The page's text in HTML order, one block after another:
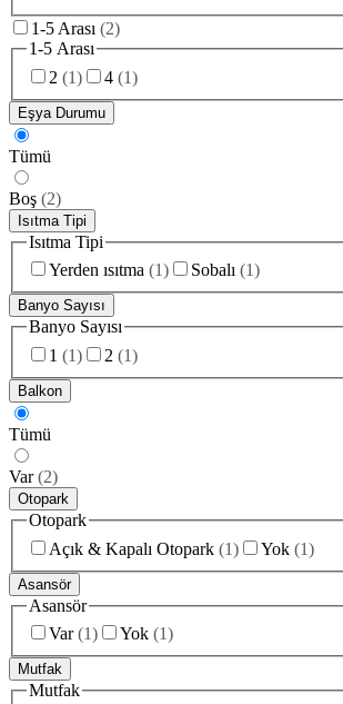
1-5 Arası (2)
1-5 Arası
2 (1) 4 (1)
Eşya Durumu
Tümü
Boş (2)
Isıtma Tipi
Isıtma Tipi
Yerden ısıtma (1) Sobalı (1)
Banyo Sayısı
Banyo Sayısı
1 (1) 2 (1)
Balkon
Tümü
Var (2)
Otopark
Otopark
Açık & Kapalı Otopark (1) Yok (1)
Asansör
Asansör
Var (1) Yok (1)
Mutfak
Mutfak